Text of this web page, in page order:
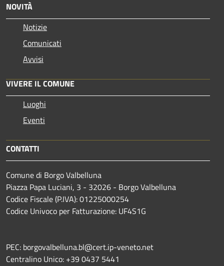
NOVITÀ
Notizie
Comunicati
Avvisi
VIVERE IL COMUNE
Luoghi
Eventi
CONTATTI
Comune di Borgo Valbelluna
Piazza Papa Luciani, 3 - 32026 - Borgo Valbelluna
Codice Fiscale (P.IVA): 01225000254
Codice Univoco per Fatturazione: UF4S1G
PEC: borgovalbelluna.bl@cert.ip-veneto.net
Centralino Unico: +39 0437 5441